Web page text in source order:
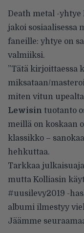
Death metal -yhtye
jakoi sosiaalisessa
faneille: yhtye on
valmiiksi.
”Tätä kirjoittaessa
miksataan/
miten vitun
Lewisin tuotanto
meillä on koskaan
klassikko –
hehkuttaa.
Tarkkaa
mutta Kolliasin
#uusilevy2019 -
albumi ilmestyy
Jäämme